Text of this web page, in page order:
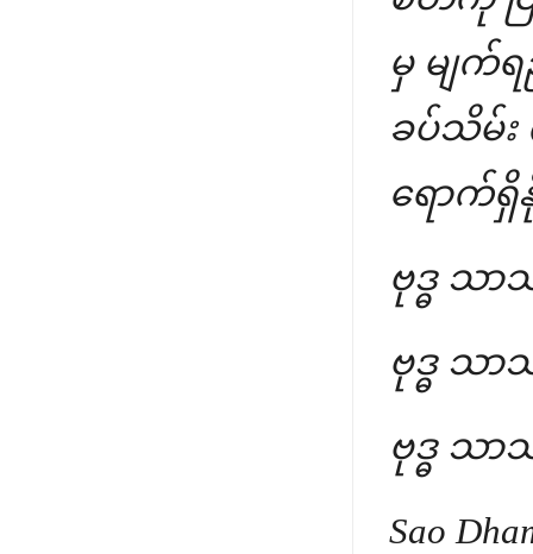
မှ မျက်
ခပ်သိမ်း
ရောက်ရှိ
ဗုဒ္ဓ သာ
ဗုဒ္ဓ သာ
ဗုဒ္ဓ သာ
Sao